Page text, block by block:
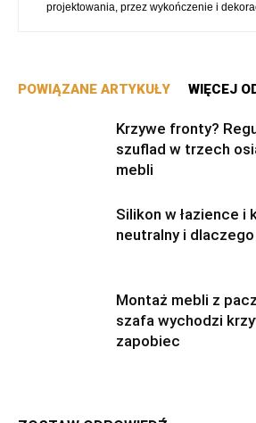
projektowania, przez wykończenie i
POWIĄZANE ARTYKUŁY WIĘCEJ
Krzywe fronty?
szuflad w trzech
mebli
Silikon w łazience i
neutralny i
Montaż mebli z
szafa wychodzi
zapobiec